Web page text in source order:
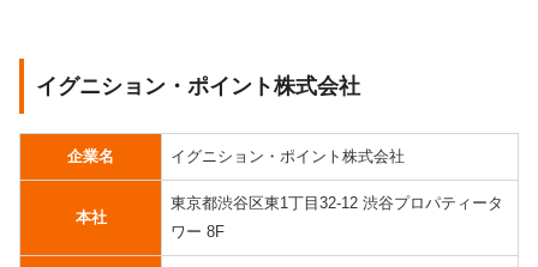
イグニション・ポイント株式会社
企業名 イグニション・ポイント株式会社
本社
東京都渋谷区東1丁目32-12 渋谷プロパティータ
ワー 8F